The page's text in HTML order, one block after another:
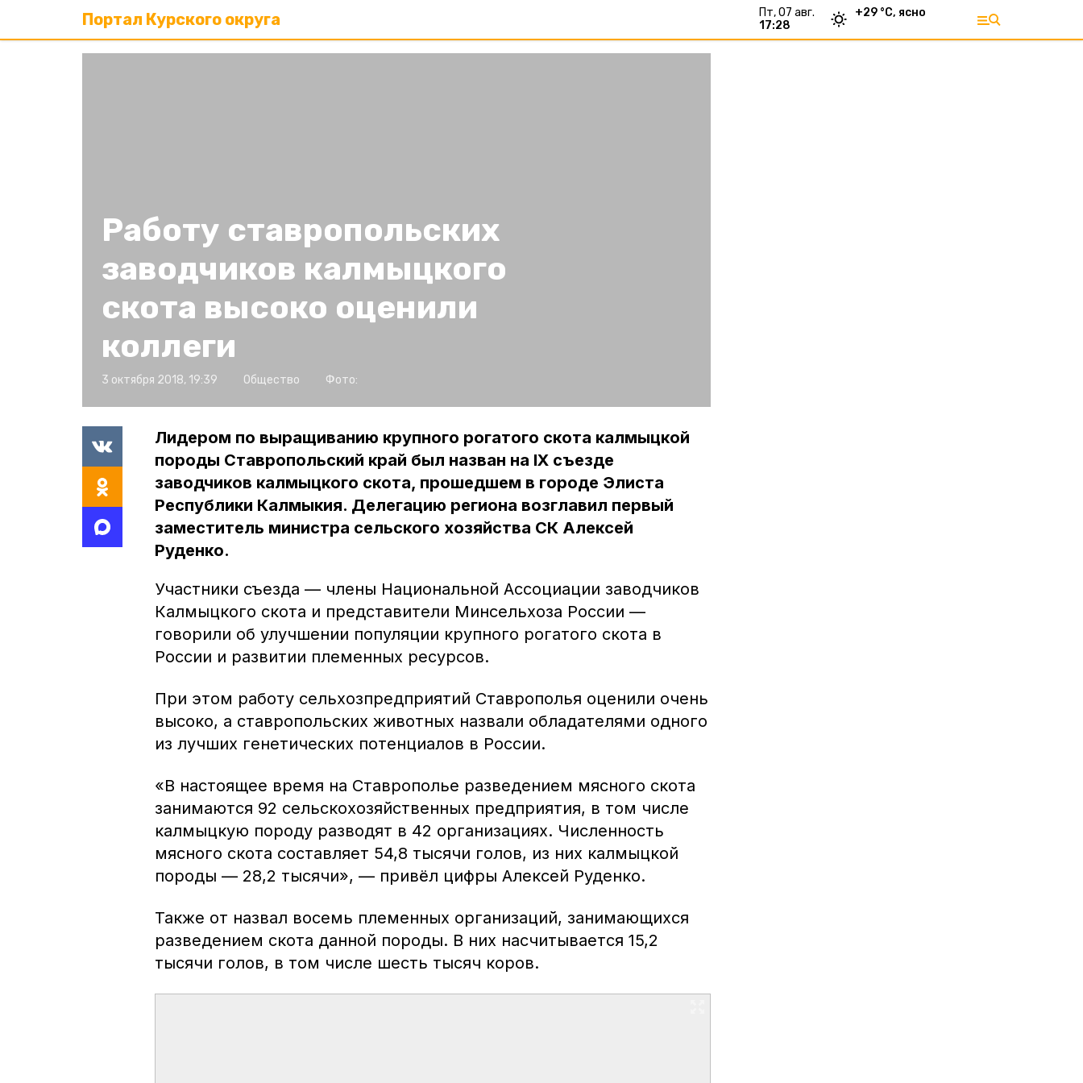
Портал Курского округа
пт, 07 авг.
17:28
+29 °С, ясно
Работу ставропольских
заводчиков калмыцкого
скота высоко оценили
коллеги
3 октября 2018, 19:39 Общество Фото:
Лидером по выращиванию крупного рогатого скота калмыцкой
породы Ставропольский край был назван на IX съезде
заводчиков калмыцкого скота, прошедшем в городе Элиста
Республики Калмыкия. Делегацию региона возглавил первый
заместитель министра сельского хозяйства СК Алексей
Руденко.
Участники съезда — члены Национальной Ассоциации заводчиков
Калмыцкого скота и представители Минсельхоза России —
говорили об улучшении популяции крупного рогатого скота в
России и развитии племенных ресурсов.
При этом работу сельхозпредприятий Ставрополья оценили очень
высоко, а ставропольских животных назвали обладателями одного
из лучших генетических потенциалов в России.
«В настоящее время на Ставрополье разведением мясного скота
занимаются 92 сельскохозяйственных предприятия, в том числе
калмыцкую породу разводят в 42 организациях. Численность
мясного скота составляет 54,8 тысячи голов, из них калмыцкой
породы — 28,2 тысячи», — привёл цифры Алексей Руденко.
Также от назвал восемь племенных организаций, занимающихся
разведением скота данной породы. В них насчитывается 15,2
тысячи голов, в том числе шесть тысяч коров.